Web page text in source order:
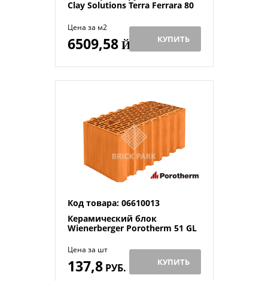
Clay Solutions Terra Ferrara 80
Цена за м2
6509,58Й КУПИТЬ
Код товара: 06610013
Керамический блок
Wienerberger Porotherm 51 GL
Цена за шт
137,8РУБ. КУПИТЬ